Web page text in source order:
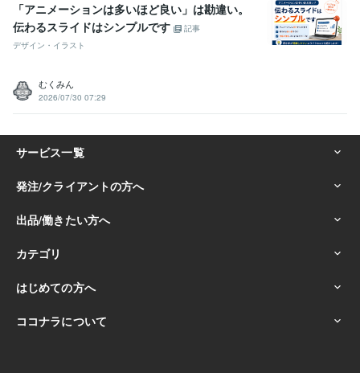
「アニメーションは多いほど良い」は勘違い。
伝わるスライドはシンプルです
記事
デザイン・イラスト
むくみん
2026/07/30 07:29